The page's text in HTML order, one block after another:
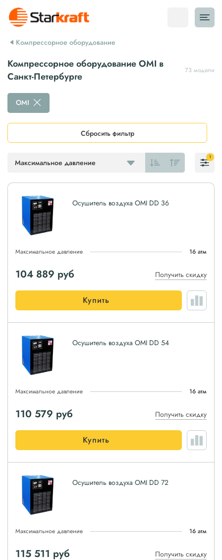
Компрессорное оборудование
Компрессорное оборудование OMI в
Санкт-Петербурге
73 модели
Максимальное давление
OMI
Сбросить фильтр
1
Осушитель воздуха OMI DD 36
Максимальное давление 16 атм
104 889 руб Получить скидку
Купить
Осушитель воздуха OMI DD 54
Максимальное давление 16 атм
110 579 руб Получить скидку
Купить
Осушитель воздуха OMI DD 72
Максимальное давление 16 атм
115 511 руб Получить скидку